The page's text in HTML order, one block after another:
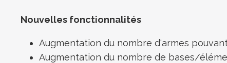
Nouvelles fonctionnalités
Augmentation du nombre d'armes
Augmentation du nombre de bases/